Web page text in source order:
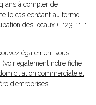
ans à compter de
le cas échéant au terme
des locaux (L123-11-1
également vous
également notre fiche
commerciale et
d’entreprises ...